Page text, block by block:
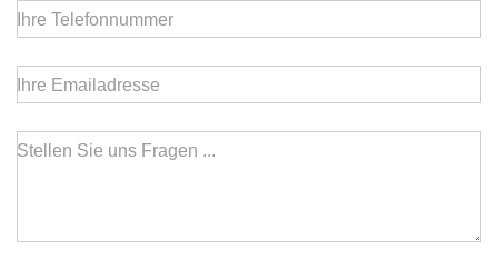
Ihre Telefonnummer
Ihre Emailadresse
Stellen Sie uns Fragen ...